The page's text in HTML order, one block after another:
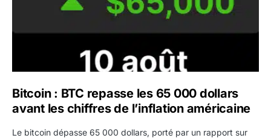
Bitcoin : BTC repasse les 65 000 dollars
avant les chiffres de l’inflation américaine
Le bitcoin dépasse 65 000 dollars, porté par un rapport sur